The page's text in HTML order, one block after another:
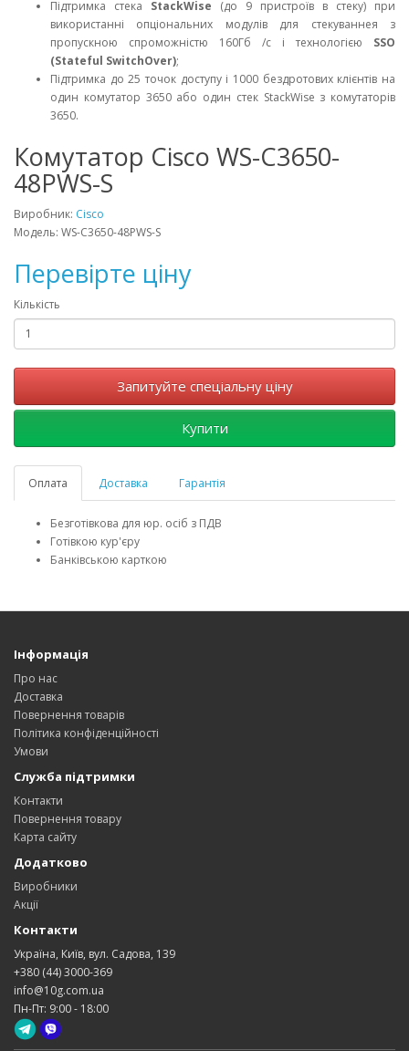
Підтримка стека StackWise (до 9 пристроїв в стеку) при
використанні опціональних модулів для стекуваннея з
пропускною спроможністю 160Гб /с і технологією SSO
(Stateful SwitchOver);
Підтримка до 25 точок доступу і 1000 бездротових клієнтів на
один комутатор 3650 або один стек StackWise з комутаторів
3650.
Комутатор Cisco WS-C3650-
48PWS-S
Виробник: Cisco
Модель: WS-C3650-48PWS-S
Перевірте ціну
Кількість
Запитуйте спеціальну ціну
Купити
Оплата Доставка Гарантія
Безготівкова для юр. осіб з ПДВ
Готівкою кур'єру
Банківською карткою
Інформація
Про нас
Доставка
Повернення товарів
Політика конфіденційності
Умови
Служба підтримки
Контакти
Повернення товару
Карта сайту
Додатково
Виробники
Акції
Контакти
Україна, Київ, вул. Садова, 139
+380 (44) 3000-369
info@10g.com.ua
Пн-Пт: 9:00 - 18:00